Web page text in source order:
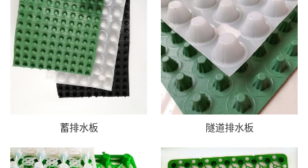
蓄排水板 隧道排水板